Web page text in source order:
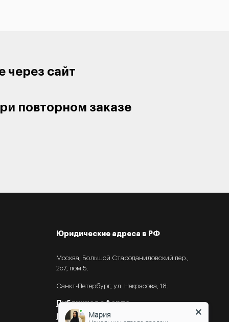
через сайт
повторном заказе
Юридические адреса в РФ
Москва, Большой Староданиловский пер.,
2с7, пом.5.
Санкт-Петербург, ул. Некрасова, 18.
Публичная оферта
КонтактыМария